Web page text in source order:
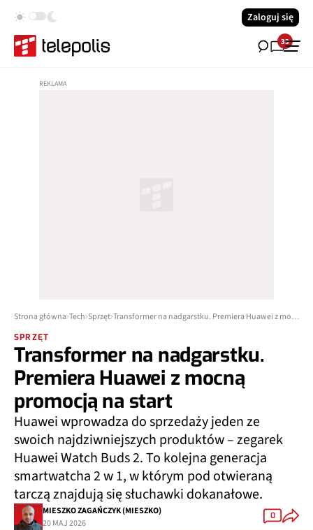
Zaloguj się
33
Strona główna Tech Sprzęt Transformer na nadgarstku. Premiera Huawei z mocną promocją na start
SPRZĘT
Transformer na nadgarstku.
Premiera Huawei z mocną
promocją na start
Huawei wprowadza do sprzedaży jeden ze
swoich najdziwniejszych produktów – zegarek
Huawei Watch Buds 2. To kolejna generacja
smartwatcha 2 w 1, w którym pod otwieraną
tarczą znajdują się słuchawki dokanałowe.
MIESZKO ZAGAŃCZYK (MIESZKO)
20 MAJ 2026
0